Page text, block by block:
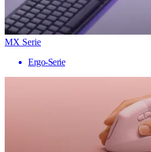
MX Serie
Ergo-Serie